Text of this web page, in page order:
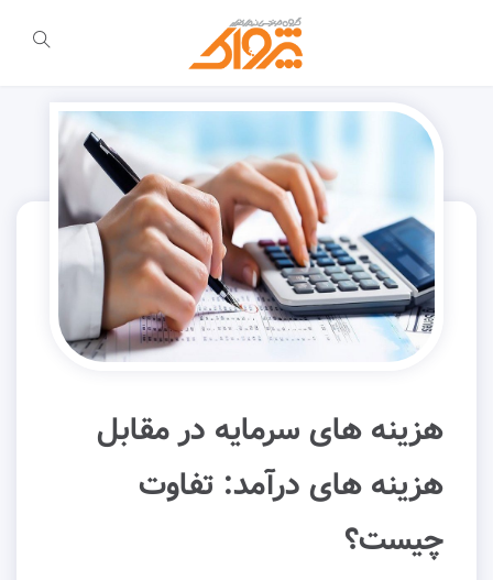
هزینه های سرمایه در مقابل
هزینه های درآمد: تفاوت
چیست؟